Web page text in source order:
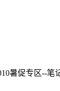
暑促专区--笔